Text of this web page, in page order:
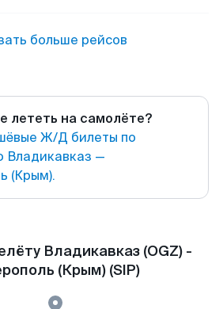
больше рейсов
лететь на самолёте?
Ж/Д билеты по
Владикавказ —
(Крым).
Владикавказ (OGZ) -
(Крым) (SIP)